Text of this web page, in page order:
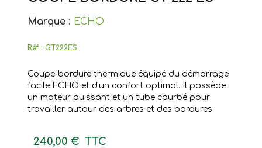
Marque : ECHO
Réf : GT222ES
Coupe-bordure thermique équipé du démarrage
facile ECHO et d'un confort optimal. Il possède
un moteur puissant et un tube courbé pour
travailler autour des arbres et des bordures.
240,00 € TTC